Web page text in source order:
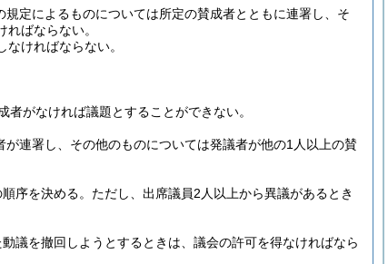
定によるものについては所定の賛成者とともに連署し、そ
ばならない。
ければならない。
がなければ議題とすることができない。
連署し、その他のものについては発議者が他の1人以上の賛
序を決める。 ただし、出席議員2人以上から異議があるとき
議を撤回しようとするときは、議会の許可を得なければなら